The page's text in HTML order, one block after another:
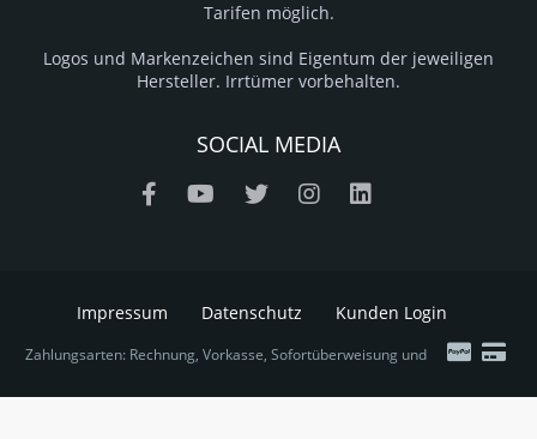
Tarifen möglich.
Logos und Markenzeichen sind Eigentum der jeweiligen
Hersteller. Irrtümer vorbehalten.
SOCIAL MEDIA
Impressum Datenschutz Kunden Login
Zahlungsarten: Rechnung, Vorkasse, Sofortüberweisung und